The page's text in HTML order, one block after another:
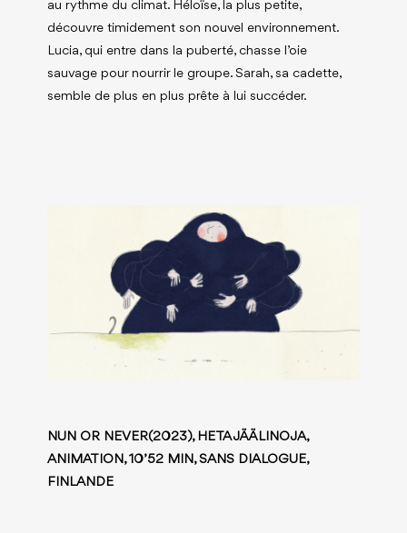
au rythme du climat. Héloïse, la plus petite,
découvre timidement son nouvel environnement.
Lucia, qui entre dans la puberté, chasse l’oie
sauvage pour nourrir le groupe. Sarah, sa cadette,
semble de plus en plus prête à lui succéder.
NUN OR NEVER(2023), HETA JÄÄLINOJA,
ANIMATION, 10’52 MIN, SANS DIALOGUE,
FINLANDE